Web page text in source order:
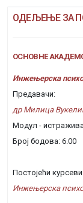
ОДЕЉЕЊЕ ЗА
ОСНОВНЕ
Инжењерска
Предавачи:
др Милица
Модул -
Број бодова: 6.00
Постојећи
Инжењерска